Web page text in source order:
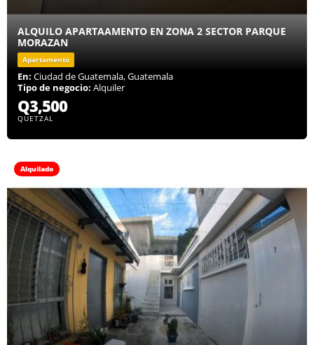
ALQUILO APARTAAMENTO EN ZONA 2 SECTOR PARQUE
MORAZAN
Apartamento
En: Ciudad de Guatemala, Guatemala
Tipo de negocio: Alquiler
Q3,500
QUETZAL
Alquilado